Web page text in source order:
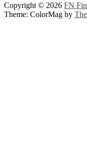
Copyright © 2026 FN
Theme: ColorMag by